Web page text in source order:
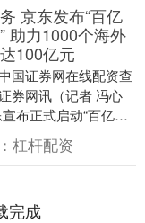
京东发布“百亿
助力1000个海外
100亿元
国证券网在线配资查
券网讯（记者 冯心
布正式启动“百亿千
三年内，将通过跨境
杠杆配资
完成